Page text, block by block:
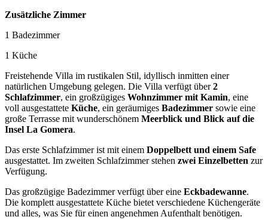
Zusätzliche Zimmer
1 Badezimmer
1 Küche
Freistehende Villa im rustikalen Stil, idyllisch inmitten einer
natürlichen Umgebung gelegen. Die Villa verfügt über2
Schlafzimmer, ein großzügiges Wohnzimmer mit Kamin, eine
voll ausgestattete Küche, ein geräumiges Badezimmer sowie eine
große Terrasse mit wunderschönem Meerblick und Blick auf die
Insel La Gomera.
Das erste Schlafzimmer ist mit einem Doppelbett und einem Safe
ausgestattet. Im zweiten Schlafzimmer stehen zwei Einzelbetten zur
Verfügung.
Das großzügige Badezimmer verfügt über eine Eckbadewanne.
Die komplett ausgestattete Küche bietet verschiedene Küchengeräte
und alles, was Sie für einen angenehmen Aufenthalt benötigen.